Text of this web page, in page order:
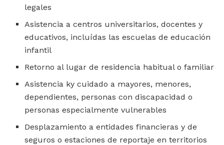
legales
Asistencia a centros universitarios, docentes y
educativos, incluídas las escuelas de educación
infantil
Retorno al lugar de residencia habitual o familiar
Asistencia ky cuidado a mayores, menores,
dependientes, personas con discapacidad o
personas especialmente vulnerables
Desplazamiento a entidades financieras y de
seguros o estaciones de reportaje en territorios